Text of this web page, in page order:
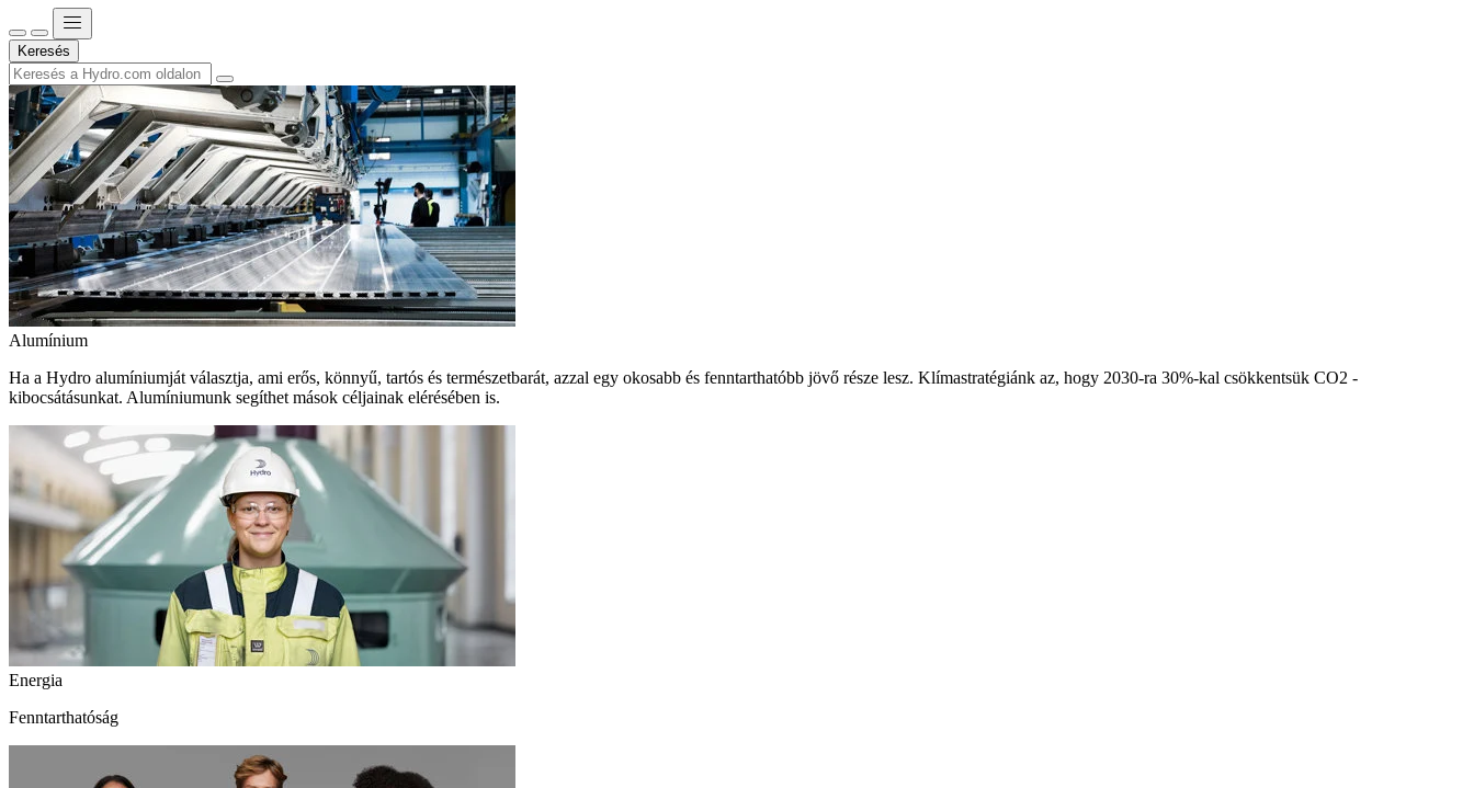
Keresés
Alumínium
Ha a Hydro alumíniumját választja, ami erős, könnyű, tartós és természetbarát, azzal egy okosabb és fenntarthatóbb jövő része lesz. Klímastratégiánk az, hogy 2030-ra 30%-kal csökkentsük CO2 -
kibocsátásunkat. Alumíniumunk segíthet mások céljainak elérésében is.
Energia
Fenntarthatóság